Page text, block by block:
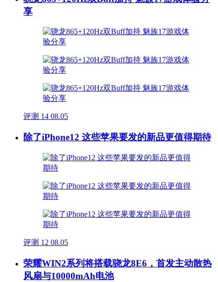
享
评测 14 08.05
除了iPhone12 这些苹果要发的新品更值得期待
评测 12 08.05
荣耀WIN2系列将搭载骁龙8E6，首发主动散热
风扇与10000mAh电池